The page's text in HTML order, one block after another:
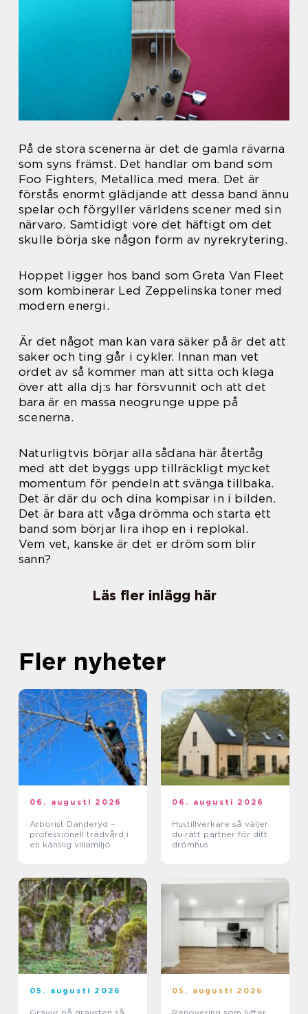
På de stora scenerna är det de gamla rävarna
som syns främst. Det handlar om band som
Foo Fighters, Metallica med mera. Det är
förstås enormt glädjande att dessa band ännu
spelar och förgyller världens scener med sin
närvaro. Samtidigt vore det häftigt om det
skulle börja ske någon form av nyrekrytering.
Hoppet ligger hos band som Greta Van Fleet
som kombinerar Led Zeppelinska toner med
modern energi.
Är det något man kan vara säker på är det att
saker och ting går i cykler. Innan man vet
ordet av så kommer man att sitta och klaga
över att alla dj:s har försvunnit och att det
bara är en massa neogrunge uppe på
scenerna.
Naturligtvis börjar alla sådana här återtåg
med att det byggs upp tillräckligt mycket
momentum för pendeln att svänga tillbaka.
Det är där du och dina kompisar in i bilden.
Det är bara att våga drömma och starta ett
band som börjar lira ihop en i replokal.
Vem vet, kanske är det er dröm som blir
sann?
Läs fler inlägg här
Fler nyheter
06. augusti 2026
Arborist Danderyd –
professionell trädvård i
en känslig villamiljö
06. augusti 2026
Hustillverkare så väljer
du rätt partner för ditt
drömhus
05. augusti 2026 05. augusti 2026